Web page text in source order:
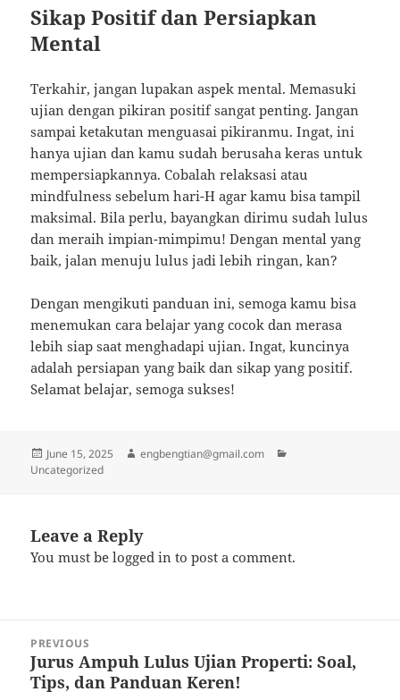
Sikap Positif dan Persiapkan
Mental
Terkahir, jangan lupakan aspek mental. Memasuki
ujian dengan pikiran positif sangat penting. Jangan
sampai ketakutan menguasai pikiranmu. Ingat, ini
hanya ujian dan kamu sudah berusaha keras untuk
mempersiapkannya. Cobalah relaksasi atau
mindfulness sebelum hari-H agar kamu bisa tampil
maksimal. Bila perlu, bayangkan dirimu sudah lulus
dan meraih impian-mimpimu! Dengan mental yang
baik, jalan menuju lulus jadi lebih ringan, kan?
Dengan mengikuti panduan ini, semoga kamu bisa
menemukan cara belajar yang cocok dan merasa
lebih siap saat menghadapi ujian. Ingat, kuncinya
adalah persiapan yang baik dan sikap yang positif.
Selamat belajar, semoga sukses!
Posted
on
June 15, 2025 Author
engbengtian@gmail.com
Uncategorized
Leave a Reply
You must belogged in to post a comment.
navigation
PREVIOUS
Previous
post:
Jurus Ampuh Lulus Ujian Properti: Soal,
Tips, dan Panduan Keren!